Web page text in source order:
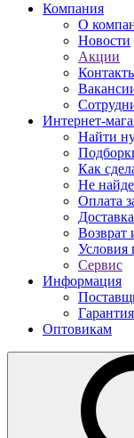
Компания
О
Новости
Акции
Интернет-
Найти
Как
Не
Оплата
Возврат
Условия
Сервис
Информация
Гарантия
Оптовикам